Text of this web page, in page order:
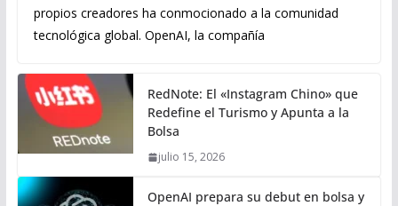
propios creadores ha conmocionado a la comunidad
tecnológica global. OpenAI, la compañía
RedNote: El «Instagram Chino» que
Redefine el Turismo y Apunta a la
Bolsa
julio 15, 2026
OpenAI prepara su debut en bolsa y